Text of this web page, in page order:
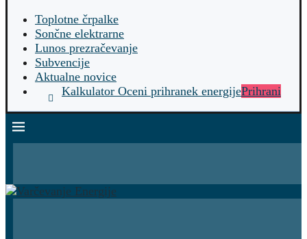
Toplotne črpalke
Sončne elektrarne
Lunos prezračevanje
Subvencije
Aktualne novice
Kalkulator Oceni prihranek energijePrihrani